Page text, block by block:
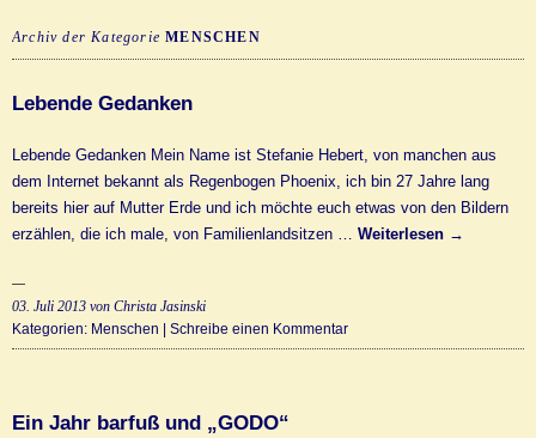
Archiv der KategorieMENSCHEN
Lebende Gedanken
Lebende Gedanken Mein Name ist Stefanie Hebert, von manchen aus
dem Internet bekannt als Regenbogen Phoenix, ich bin 27 Jahre lang
bereits hier auf Mutter Erde und ich möchte euch etwas von den Bildern
erzählen, die ich male, von Familienlandsitzen … Weiterlesen →
03. Juli 2013 von Christa Jasinski
Kategorien: Menschen | Schreibe einen Kommentar
Ein Jahr barfuß und „GODO“